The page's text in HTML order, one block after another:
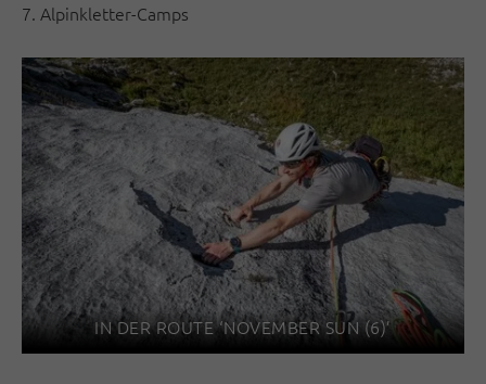
7. Alpinkletter-Camps
IN DER ROUTE ‘NOVEMBER SUN (6)’